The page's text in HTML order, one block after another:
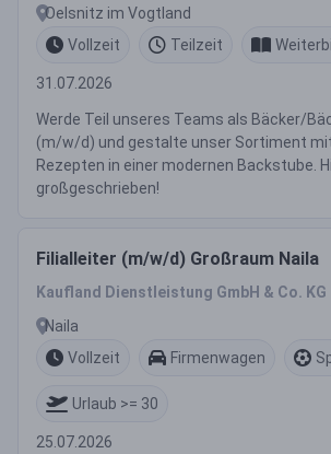
Oelsnitz im Vogtland
Vollzeit
Teilzeit
31.07.2026
Werde Teil unseres Teams als Bäcker/
(m/w/d) und gestalte unser Sortiment
Rezepten in einer modernen Backstube.
großgeschrieben!
Filialleiter (m/w/d) Großraum Naila
Kaufland Dienstleistung GmbH & Co. KG
Naila
Vollzeit
Firmenwagen
Urlaub >= 30
25.07.2026